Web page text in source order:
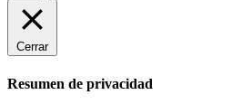
Cerrar
Resumen de privacidad